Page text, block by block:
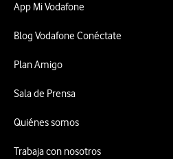
App Mi Vodafone
Blog Vodafone Conéctate
Plan Amigo
Sala de Prensa
Quiénes somos
Trabaja con nosotros